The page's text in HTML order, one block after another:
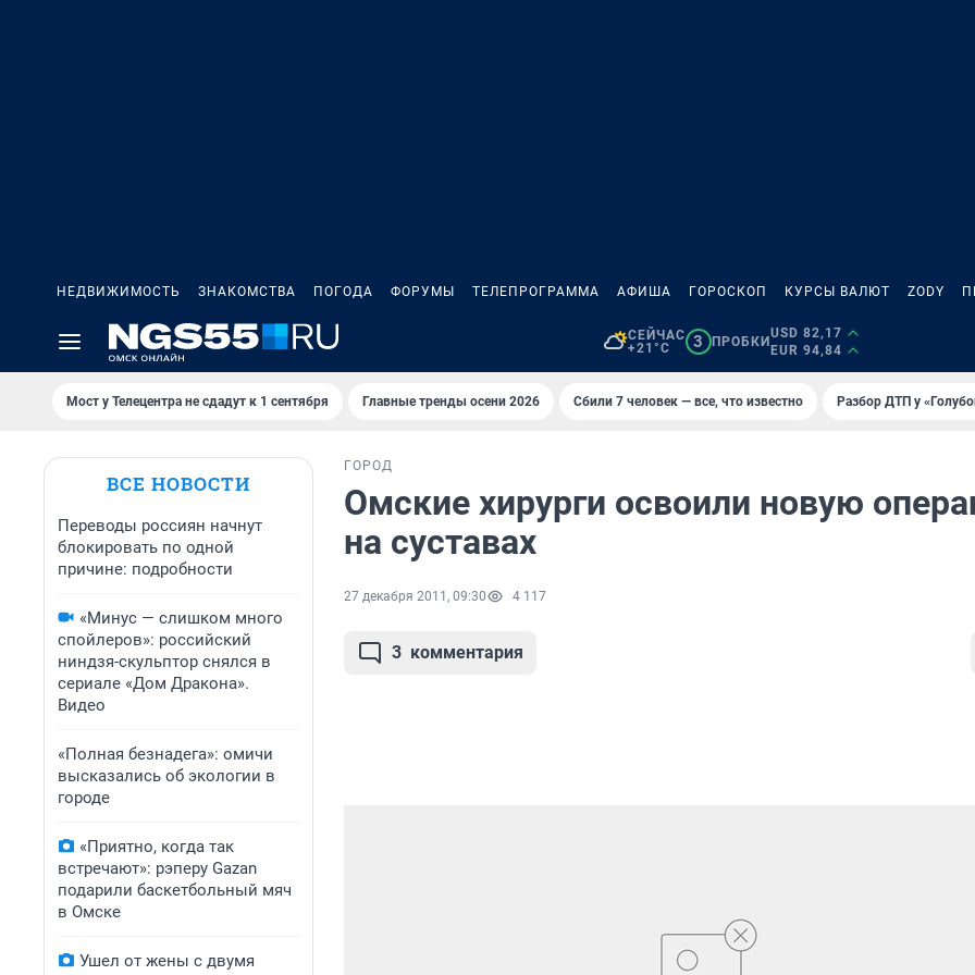
НЕДВИЖИМОСТЬ ЗНАКОМСТВА ПОГОДА ФОРУМЫ ТЕЛЕПРОГРАММА АФИША ГОРОСКОП КУРСЫ ВАЛЮТ ZODY
СЕЙЧАС
+21°C
3 ПРОБКИ
USD 82,17
EUR 94,84
Мост у Телецентра не сдадут к 1 сентября Главные тренды осени 2026 Сбили 7 человек — все, что известно Разбор ДТП у
ВСЕ НОВОСТИ
Переводы россиян начнут
блокировать по одной
причине: подробности
«Минус — слишком много
спойлеров»: российский
ниндзя-скульптор снялся в
сериале «Дом Дракона».
Видео
«Полная безнадега»: омичи
высказались об экологии в
городе
«Приятно, когда так
встречают»: рэперу Gazan
подарили баскетбольный мяч
в Омске
Ушел от жены с двумя
ГОРОД
Омские хирурги освоили новую
на суставах
27 декабря 2011, 09:30 4 117
3 комментария